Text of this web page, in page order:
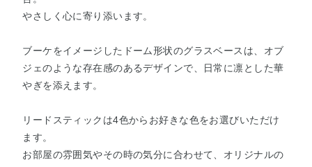
やさしく心に寄り添います。
ブーケをイメージしたドーム形状のグラスベースは、オブ
ジェのような存在感のあるデザインで、日常に凛とした華
やぎを添えます。
リードスティックは4色からお好きな色をお選びいただけ
ます。
お部屋の雰囲気やその時の気分に合わせて、オリジナルの